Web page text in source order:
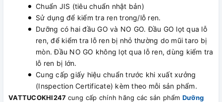
Chuẩn JIS (tiêu chuẩn nhật bản)
Sử dụng để kiểm tra ren trong/lỗ ren.
Dưỡng có hai đầu GO và NO GO. Đầu GO lọt qua lỗ
ren, để kiểm tra lỗ ren bị nhỏ thường do mũi taro bị
mòn. Đầu NO GO không lọt qua lỗ ren, dùng kiểm tra
lỗ ren bị lớn.
Cung cấp giấy hiệu chuẩn trước khi xuất xưởng
(Inspection Certificate) kèm theo mỗi sản phẩm.
VATTUCOKHI247 cung cấp chính hãng các sản phẩm Dưỡng